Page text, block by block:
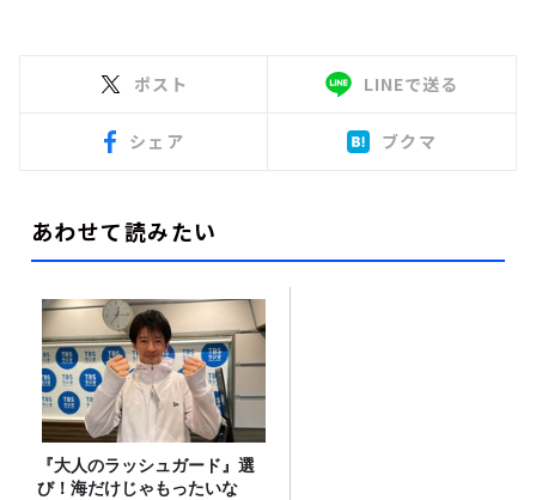
ポスト LINEで送る
シェア ブクマ
あわせて読みたい
『大人のラッシュガード』選
び！海だけじゃもったいな